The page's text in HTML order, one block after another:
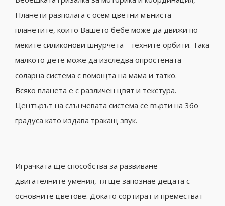
Планети разполага с осем цветни мъниста -
планетите, които Вашето бебе може да движи по
меките силиконови шнурчета - техните орбити. Така
малкото дете може да изследва опростената
соларна система с помощта на мама и татко.
Всяко планета е с различен цвят и текстура.
Центърът на слънчевата система се върти на 36о
градуса като издава тракащ звук.
Играчката ще способства за развиване
двигателните умения, тя ще запознае децата с
основните цветове. Докато сортират и преместват